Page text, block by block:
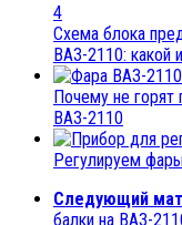
4
Схема блока
ВАЗ-2110: какой
Почему не горят
ВАЗ-2110
Регулируем
Следующий
балки на ВАЗ-